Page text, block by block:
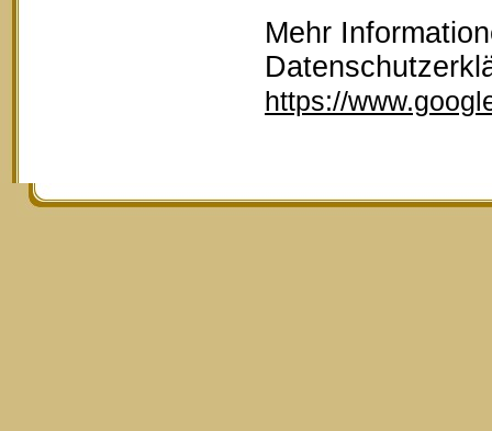
Mehr
https://